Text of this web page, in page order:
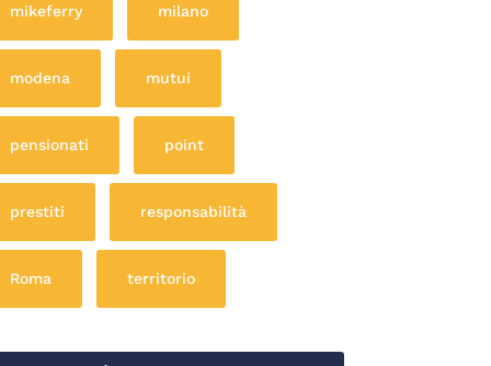
mikeferry milano
modena mutui
pensionati point
prestiti responsabilità
Roma territorio